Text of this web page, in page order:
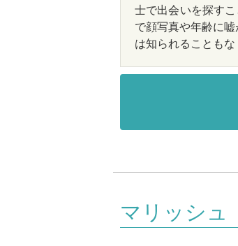
士で出会いを探す
で顔写真や年齢に
は知られることもな
マリッシュ